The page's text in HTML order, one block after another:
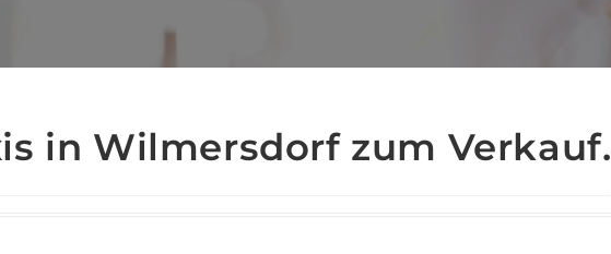
in Wilmersdorf zum Verkauf.